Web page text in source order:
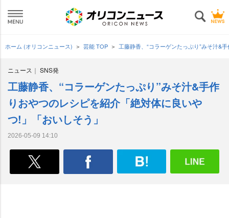
ホーム (オリコンニュース) 芸能 TOP 工藤静香、“コラーゲンたっぷり”みそ汁&
ニュース SNS発
工藤静香、“コラーゲンたっぷり”みそ汁&手作
りおやつのレシピを紹介「絶対体に良い
つ!」「おいしそう」
2026-05-09 14:10